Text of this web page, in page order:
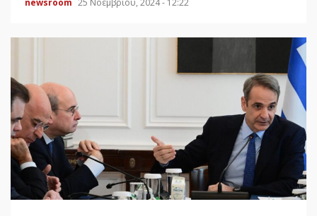
newsroom 25 Νοεμβρίου, 2024 - 12:22